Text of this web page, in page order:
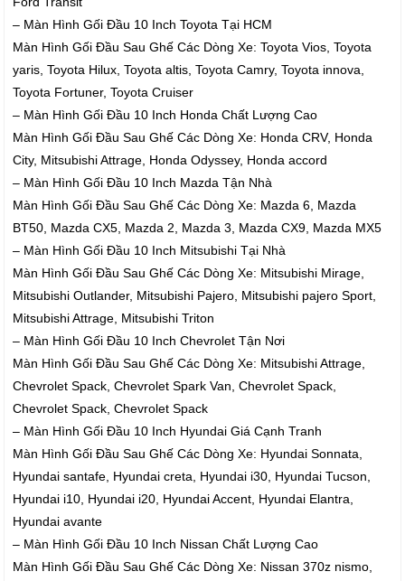
– Màn Hình Gối Đầu 10 Inch Toyota Tại HCM
Màn Hình Gối Đầu Sau Ghế Các Dòng Xe: Toyota Vios, Toyota
yaris, Toyota Hilux, Toyota altis, Toyota Camry, Toyota innova,
Toyota Fortuner, Toyota Cruiser
– Màn Hình Gối Đầu 10 Inch Honda Chất Lượng Cao
Màn Hình Gối Đầu Sau Ghế Các Dòng Xe: Honda CRV, Honda
City, Mitsubishi Attrage, Honda Odyssey, Honda accord
– Màn Hình Gối Đầu 10 Inch Mazda Tận Nhà
Màn Hình Gối Đầu Sau Ghế Các Dòng Xe: Mazda 6, Mazda
BT50, Mazda CX5, Mazda 2, Mazda 3, Mazda CX9, Mazda MX5
– Màn Hình Gối Đầu 10 Inch Mitsubishi Tại Nhà
Màn Hình Gối Đầu Sau Ghế Các Dòng Xe: Mitsubishi Mirage,
Mitsubishi Outlander, Mitsubishi Pajero, Mitsubishi pajero Sport,
Mitsubishi Attrage, Mitsubishi Triton
– Màn Hình Gối Đầu 10 Inch Chevrolet Tận Nơi
Màn Hình Gối Đầu Sau Ghế Các Dòng Xe: Mitsubishi Attrage,
Chevrolet Spack, Chevrolet Spark Van, Chevrolet Spack,
Chevrolet Spack, Chevrolet Spack
– Màn Hình Gối Đầu 10 Inch Hyundai Giá Cạnh Tranh
Màn Hình Gối Đầu Sau Ghế Các Dòng Xe: Hyundai Sonnata,
Hyundai santafe, Hyundai creta, Hyundai i30, Hyundai Tucson,
Hyundai i10, Hyundai i20, Hyundai Accent, Hyundai Elantra,
Hyundai avante
– Màn Hình Gối Đầu 10 Inch Nissan Chất Lượng Cao
Màn Hình Gối Đầu Sau Ghế Các Dòng Xe: Nissan 370z nismo,